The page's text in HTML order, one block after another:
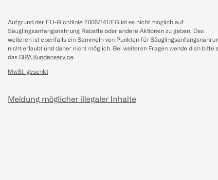
Aufgrund der EU-Richtlinie 2006/141/EG ist es nicht möglich auf
Säuglingsanfangsnahrung Rabatte oder andere Aktionen zu geben. Des
weiteren ist ebenfalls ein Sammeln von Punkten für
nicht erlaubt und daher nicht möglich. Bei weiteren Fragen wende dich bitte
das BIPA Kundenservice.
MwSt. gesenkt
Meldung möglicher illegaler Inhalte